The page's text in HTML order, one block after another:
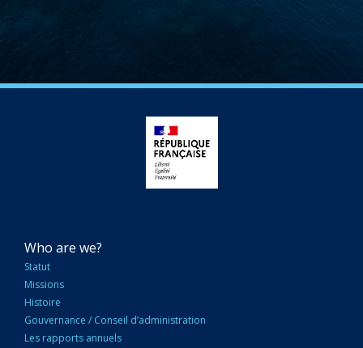
NAVIGATION
PRINCIPALE
Who are we?
Statut
Missions
Histoire
Gouvernance / Conseil d’administration
Les rapports annuels